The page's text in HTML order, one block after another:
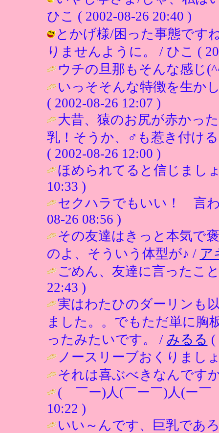
ひこ ( 2002-08-26 20:40 )
とかげ様/困った事態です
りませんように。 / ひこ (
ウチの旦那もそんな感じ
いっそそんな特徴を生か
( 2002-08-26 12:07 )
大昔、猿のお尻が赤かっ
乳！そうか、♂も惹き付け
( 2002-08-26 12:00 )
ほめられてると信じまし
10:33 )
セクハラでもいい！ 言
08-26 08:56 )
その友達はきっと本気で
のよ、そういう体型が♪ / ア
ごめん、友達に言ったこ
22:43 )
実はわたひのダーリンも
ました。。でもただ単に胸
ったみたいです。 / みるる (
ノースリーブおくりまし
それは喜ぶべきなんです
( ￣ー)人(￣ー￣)人(ー
10:22 )
いい～んです、巨乳であ